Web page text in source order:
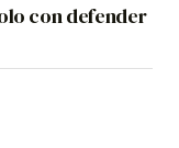
con defender